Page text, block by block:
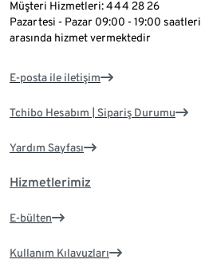
Müşteri Hizmetleri: 444 28 26
Pazartesi - Pazar 09:00 - 19:00 saatleri
arasında hizmet vermektedir
E-posta ile iletişim
Tchibo Hesabım | Sipariş Durumu
Yardım Sayfası
Hizmetlerimiz
E-bülten
Kullanım Kılavuzları